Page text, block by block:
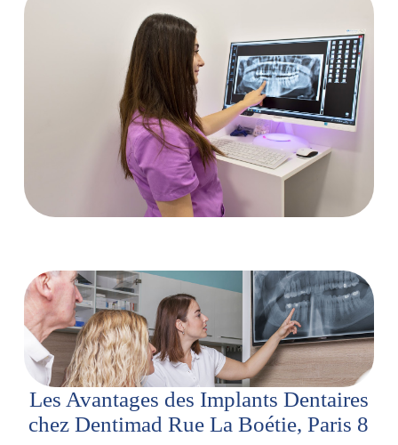
Les Avantages des Implants Dentaires
chez Dentimad Rue La Boétie, Paris 8